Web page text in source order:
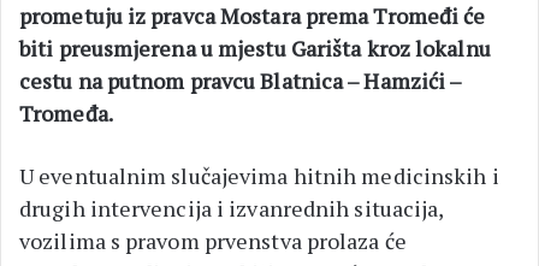
prometuju iz pravca Mostara prema Tromeđi će
biti preusmjerena u mjestu Garišta kroz lokalnu
cestu na putnom pravcu Blatnica – Hamzići –
Tromeđa.
U eventualnim slučajevima hitnih medicinskih i
drugih intervencija i izvanrednih situacija,
vozilima s pravom prvenstva prolaza će